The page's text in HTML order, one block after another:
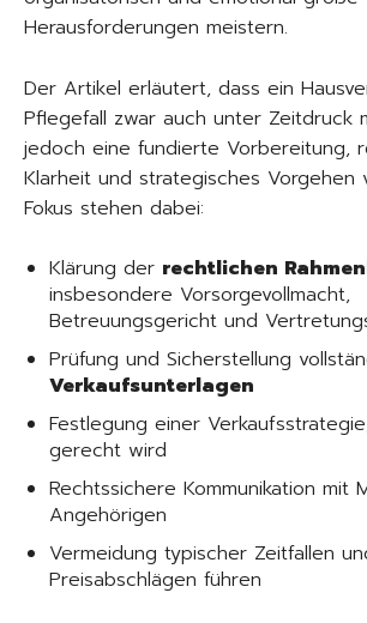
Herausforderungen meistern.
Der Artikel erläutert, dass ein
Pflegefall zwar auch unter Zeitdruck
jedoch eine fundierte Vorbereitung,
Klarheit und strategisches Vorgehen
Fokus stehen dabei:
Klärung der rechtlichen
insbesondere Vorsorgevollmacht,
Betreuungsgericht und
Prüfung und Sicherstellung
Verkaufsunterlagen
Festlegung einer
gerecht wird
Rechtssichere Kommunikation mit
Angehörigen
Vermeidung typischer Zeitfallen
Preisabschlägen führen